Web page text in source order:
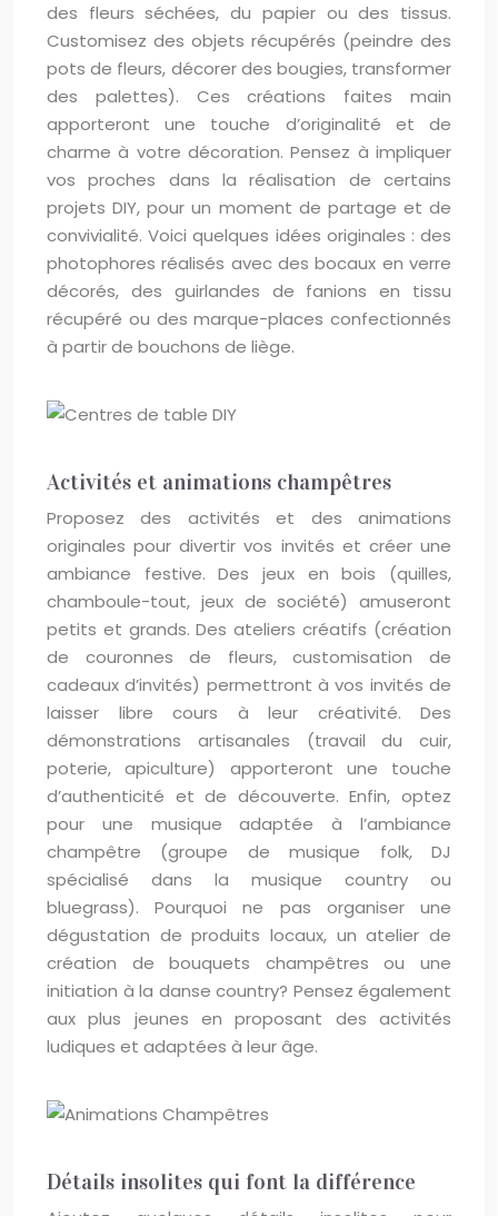
des fleurs séchées, du papier ou des tissus.
Customisez des objets récupérés (peindre des
pots de fleurs, décorer des bougies, transformer
des palettes). Ces créations faites main
apporteront une touche d’originalité et de
charme à votre décoration. Pensez à impliquer
vos proches dans la réalisation de certains
projets DIY, pour un moment de partage et de
convivialité. Voici quelques idées originales : des
photophores réalisés avec des bocaux en verre
décorés, des guirlandes de fanions en tissu
récupéré ou des marque-places confectionnés
à partir de bouchons de liège.
Activités et animations champêtres
Proposez des activités et des animations
originales pour divertir vos invités et créer une
ambiance festive. Des jeux en bois (quilles,
chamboule-tout, jeux de société) amuseront
petits et grands. Des ateliers créatifs (création
de couronnes de fleurs, customisation de
cadeaux d’invités) permettront à vos invités de
laisser libre cours à leur créativité. Des
démonstrations artisanales (travail du cuir,
poterie, apiculture) apporteront une touche
d’authenticité et de découverte. Enfin, optez
pour une musique adaptée à l’ambiance
champêtre (groupe de musique folk, DJ
spécialisé dans la musique country ou
bluegrass). Pourquoi ne pas organiser une
dégustation de produits locaux, un atelier de
création de bouquets champêtres ou une
initiation à la danse country? Pensez également
aux plus jeunes en proposant des activités
ludiques et adaptées à leur âge.
Détails insolites qui font la différence